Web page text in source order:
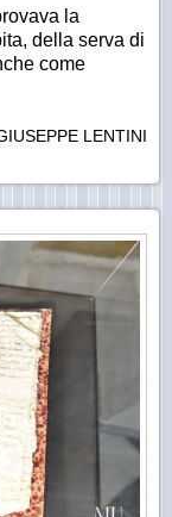
la
della serva di
come
LENTINI